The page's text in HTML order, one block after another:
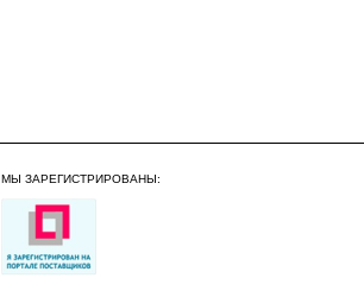
МЫ ЗАРЕГИСТРИРОВАНЫ: